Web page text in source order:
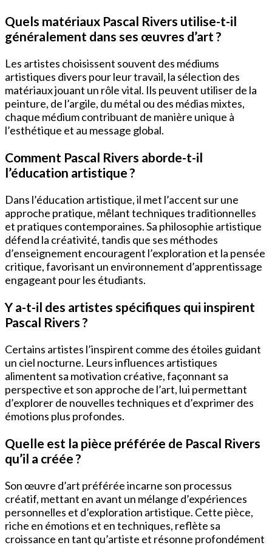
Quels matériaux Pascal Rivers utilise-t-il
généralement dans ses œuvres d’art ?
Les artistes choisissent souvent des médiums
artistiques divers pour leur travail, la sélection des
matériaux jouant un rôle vital. Ils peuvent utiliser de la
peinture, de l’argile, du métal ou des médias mixtes,
chaque médium contribuant de manière unique à
l’esthétique et au message global.
Comment Pascal Rivers aborde-t-il
l’éducation artistique ?
Dans l’éducation artistique, il met l’accent sur une
approche pratique, mêlant techniques traditionnelles
et pratiques contemporaines. Sa philosophie artistique
défend la créativité, tandis que ses méthodes
d’enseignement encouragent l’exploration et la pensée
critique, favorisant un environnement d’apprentissage
engageant pour les étudiants.
Y a-t-il des artistes spécifiques qui inspirent
Pascal Rivers ?
Certains artistes l’inspirent comme des étoiles guidant
un ciel nocturne. Leurs influences artistiques
alimentent sa motivation créative, façonnant sa
perspective et son approche de l’art, lui permettant
d’explorer de nouvelles techniques et d’exprimer des
émotions plus profondes.
Quelle est la pièce préférée de Pascal Rivers
qu’il a créée ?
Son œuvre d’art préférée incarne son processus
créatif, mettant en avant un mélange d’expériences
personnelles et d’exploration artistique. Cette pièce,
riche en émotions et en techniques, reflète sa
croissance en tant qu’artiste et résonne profondément